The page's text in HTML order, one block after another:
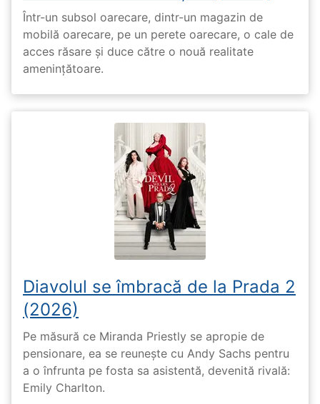
Într-un subsol oarecare, dintr-un magazin de
mobilă oarecare, pe un perete oarecare, o cale de
acces răsare și duce către o nouă realitate
amenințătoare.
Diavolul se îmbracă de la Prada 2
(2026)
Pe măsură ce Miranda Priestly se apropie de
pensionare, ea se reunește cu Andy Sachs pentru
a o înfrunta pe fosta sa asistentă, devenită rivală:
Emily Charlton.